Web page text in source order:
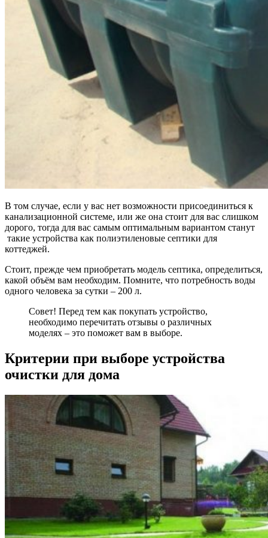
В том случае, если у вас нет возможности присоединиться к
канализационной системе, или же она стоит для вас слишком
дорого, тогда для вас самым оптимальным вариантом станут
такие устройства как полиэтиленовые септики для
коттеджей.
Стоит, прежде чем приобретать модель септика, определиться,
какой объём вам необходим. Помните, что потребность воды
одного человека за сутки – 200 л.
Совет! Перед тем как покупать устройство,
необходимо перечитать отзывы о различных
моделях – это поможет вам в выборе.
Критерии при выборе устройства
очистки для дома